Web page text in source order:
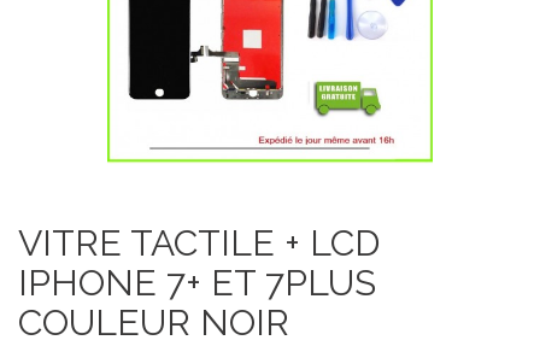
VITRE TACTILE + LCD
IPHONE 7+ ET 7PLUS
COULEUR NOIR